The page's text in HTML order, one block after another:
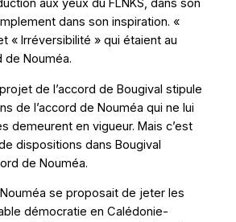
aux yeux du FLNKS, dans son
dans son inspiration. «
« Irréversibilité » qui étaient au
de Nouméa.
de l’accord de Bougival stipule
de l’accord de Nouméa qui ne lui
demeurent en vigueur. Mais c’est
dispositions dans Bougival
de Nouméa.
se proposait de jeter les
démocratie en Calédonie-